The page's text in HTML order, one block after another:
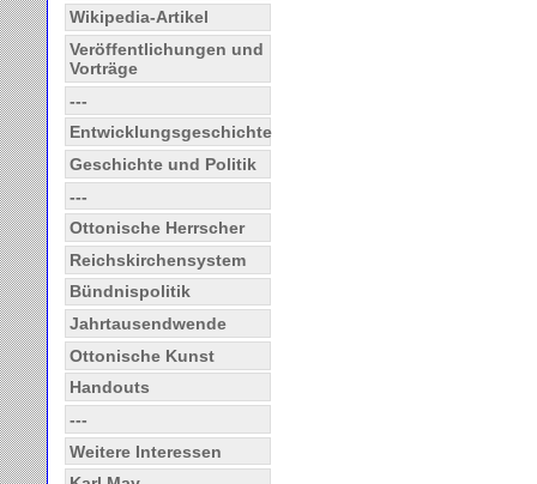
Wikipedia-Artikel
Veröffentlichungen und
Vorträge
---
Entwicklungsgeschichte
Geschichte und Politik
---
Ottonische Herrscher
Reichskirchensystem
Bündnispolitik
Jahrtausendwende
Ottonische Kunst
Handouts
---
Weitere Interessen